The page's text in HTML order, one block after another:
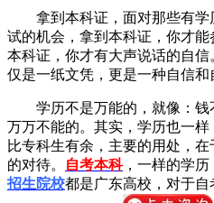
拿到本科证，面对那些有学
试的机会，拿到本科证，你才
本科证，你才有大声说话的自
仅是一纸文凭，更是一种自信和
学历不是万能的，就像：钱
万万不能的。其实，学历也一样
比专科生有余，主要的用处，
的对待。
自考本科，一样的学历
招生院校都是广东高校，对于